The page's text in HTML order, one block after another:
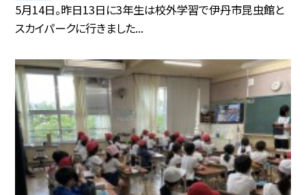
5月14日。昨日13日に3年生は校外学習で伊丹市昆虫館と
スカイパークに行きました...